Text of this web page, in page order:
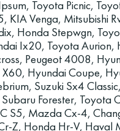
Toyota Picnic,
Venga, Mitsubishi
Honda Stepwgn,
Ix20, Toyota Aurion,
Peugeot 4008,
Hyundai Coupe,
Suzuki Sx4
Forester, Toyota
S5, Mazda Cx-4,
Z, Honda Hr-V,